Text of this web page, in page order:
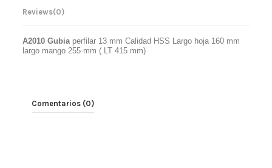
Reviews(0)
A2010 Gubia perfilar 13 mm Calidad HSS Largo hoja 160 mm
largo mango 255 mm ( LT 415 mm)
Comentarios (0)